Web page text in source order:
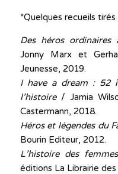
*Quelques recueils
Des héros
Jonny Marx et
Jeunesse, 2019.
I have a dream : 52
l’histoire/ Jamia
Castermann, 2018.
Héros et légendes du
Bourin Editeur, 2012.
L’histoire des
éditions La Librairie